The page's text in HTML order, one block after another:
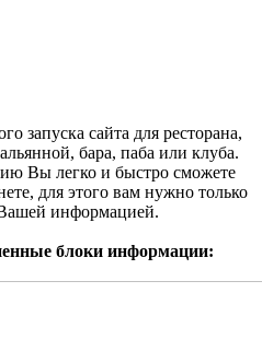
запуска сайта для ресторана,
бара, паба или клуба.
Вы легко и быстро сможете
для этого вам нужно только
информацией.
блоки информации: